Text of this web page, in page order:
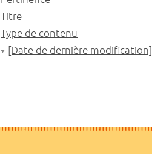
Titre
Type de contenu
[Date de dernière modification]